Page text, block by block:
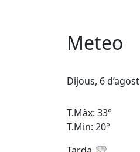
Meteo
Dijous, 6 d’agost
T.Màx: 33°
T.Min: 20°